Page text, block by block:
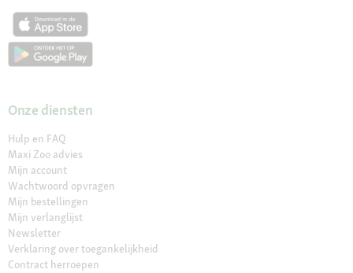
Onze diensten
Hulp en FAQ
Maxi Zoo advies
Mijn account
Wachtwoord opvragen
Mijn bestellingen
Mijn verlanglijst
Newsletter
Verklaring over toegankelijkheid
Contract herroepen